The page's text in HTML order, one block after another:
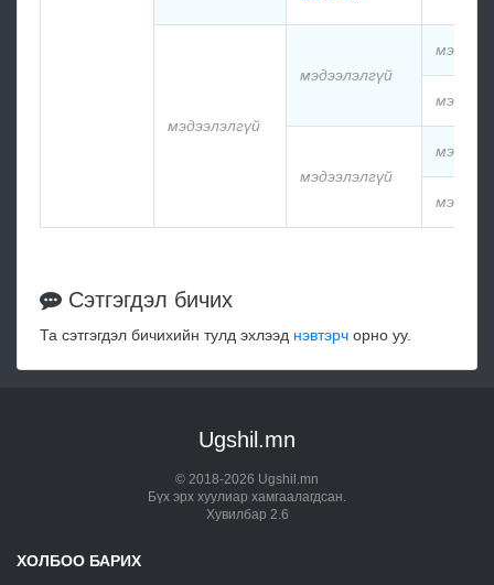
мэдээлэлгүй
мэдээлэлгүй
мэдээлэлгүй
Сэтгэгдэл бичих
Та сэтгэгдэл бичихийн тулд эхлээд нэвтэрч орно уу.
Ugshil.mn
© 2018-2026 Ugshil.mn
Бүх эрх хуулиар хамгаалагдсан.
Хувилбар 2.6
ХОЛБОО БАРИХ